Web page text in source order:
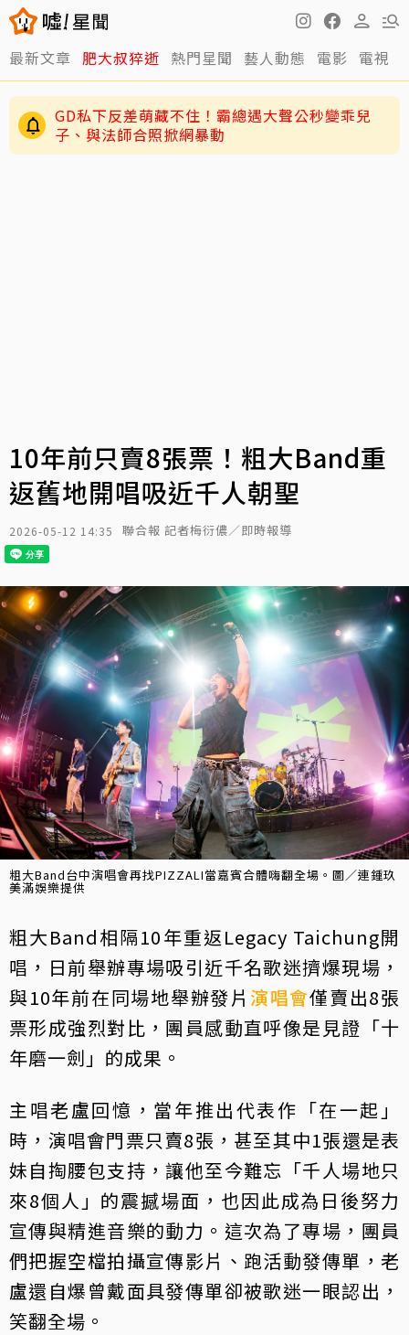
最新文章 肥大叔猝逝 熱門星聞 藝人動態 電影 電視
周渝民私下超寵女！喻虹淵曝「千萬聘金」護愛
女
10年前只賣8張票！粗大Band重
返舊地開唱吸近千人朝聖
2026-05-12 14:35 聯合報 記者梅衍儂／即時報導
粗大Band台中演唱會再找PIZZALI當嘉賓合體嗨翻全場。圖／連鍾玖
美滿娛樂提供
粗大Band相隔10年重返Legacy Taichung開
唱，日前舉辦專場吸引近千名歌迷擠爆現場，
與10年前在同場地舉辦發片 演唱會僅賣出8張
票形成強烈對比，團員感動直呼像是見證「十
年磨一劍」的成果。
主唱老盧回憶，當年推出代表作「在一起」
時，演唱會門票只賣8張，甚至其中1張還是表
妹自掏腰包支持，讓他至今難忘「千人場地只
來8個人」的震撼場面，也因此成為日後努力
宣傳與精進音樂的動力。這次為了專場，團員
們把握空檔拍攝宣傳影片、跑活動發傳單，老
盧還自爆曾戴面具發傳單卻被歌迷一眼認出，
笑翻全場。